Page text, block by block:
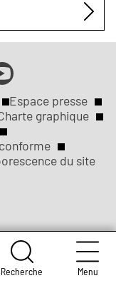
Recherche Menu
Espace presse
graphique
du site